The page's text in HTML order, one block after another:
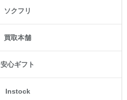
ソクフリ
買取本舗
安心ギフト
Instock